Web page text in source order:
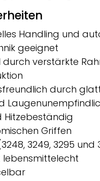
Handling und
geeignet
durch verstärkte
durch
Hitzebeständig
Griffen
3249, 3295 und